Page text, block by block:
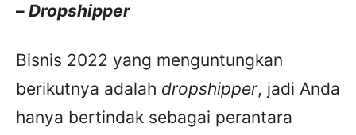
– Dropshipper
Bisnis 2022 yang menguntungkan
berikutnya adalah dropshipper, jadi Anda
hanya bertindak sebagai perantara